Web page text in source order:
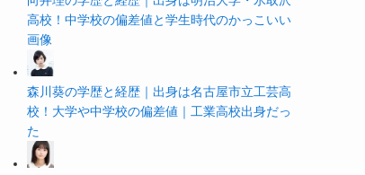
高校！中学校の偏差値と学生時代のかっこいい
画像
森川葵の学歴と経歴｜出身は名古屋市立工芸高
校！大学や中学校の偏差値｜工業高校出身だっ
た